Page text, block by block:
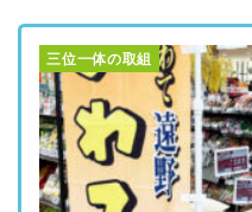
三位一体の取組